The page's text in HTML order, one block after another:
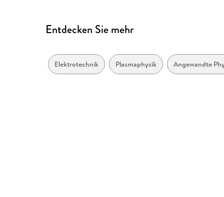
Entdecken Sie mehr
Elektrotechnik Plasmaphysik Angewandte